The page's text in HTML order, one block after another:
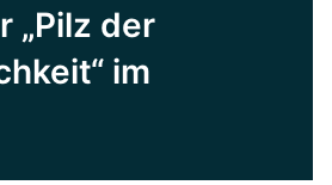
„Pilz der
im